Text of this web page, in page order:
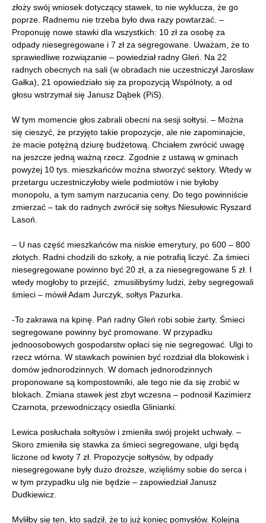
złoży swój wniosek dotyczący stawek, to nie wyklucza, że go
poprze. Radnemu nie trzeba było dwa razy powtarzać. –
Proponuję nowe stawki dla wszystkich: 10 zł za osobę za
odpady niesegregowane i 7 zł za segregowane. Uważam, że to
sprawiedliwe rozwiązanie – powiedział radny Gleń. Na 22
radnych obecnych na sali (w obradach nie uczestniczył Jarosław
Gałka), 21 opowiedziało się za propozycją Wspólnoty, a od
głosu wstrzymał się Janusz Dąbek (PiS).
W tym momencie głos zabrali obecni na sesji sołtysi. – Można
się cieszyć, że przyjęto takie propozycje, ale nie zapominajcie,
że macie potężną dziurę budżetową. Chciałem zwrócić uwagę
na jeszcze jedną ważną rzecz. Zgodnie z ustawą w gminach
powyżej 10 tys. mieszkańców można stworzyć sektory. Wtedy w
przetargu uczestniczyłoby wiele podmiotów i nie byłoby
monopolu, a tym samym narzucania ceny. Do tego powinniście
zmierzać – tak do radnych zwrócił się sołtys Niesułowic Ryszard
Lasoń.
– U nas część mieszkańców ma niskie emerytury, po 600 – 800
złotych. Radni chodzili do szkoły, a nie potrafią liczyć. Za śmieci
niesegregowane powinno być 20 zł, a za niesegregowane 5 zł. I
wtedy mogłoby to przejść, zmusilibyśmy ludzi, żeby segregowali
śmieci – mówił Adam Jurczyk, sołtys Pazurka.
-To zakrawa na kpinę. Pań radny Gleń robi sobie żarty. Śmieci
segregowane powinny być promowane. W przypadku
jednoosobowych gospodarstw opłaci się nie segregować. Ulgi to
rzecz wtórna. W stawkach powinien być rozdział dla blokowisk i
domów jednorodzinnych. W domach jednorodzinnych
proponowane są kompostowniki, ale tego nie da się zrobić w
blokach. Zmiana stawek jest zbyt wczesna – podnosił Kazimierz
Czarnota, przewodniczący osiedla Glinianki.
Lewica posłuchała sołtysów i zmieniła swój projekt uchwały. –
Skoro zmieniła się stawka za śmieci segregowane, ulgi będą
liczone od kwoty 7 zł. Propozycje sołtysów, by odpady
niesegregowane były dużo droższe, wzięliśmy sobie do serca i
w tym przypadku ulg nie będzie – zapowiedział Janusz
Dudkiewicz.
Myliłby się ten, kto sądził, że to już koniec pomysłów. Kolejną